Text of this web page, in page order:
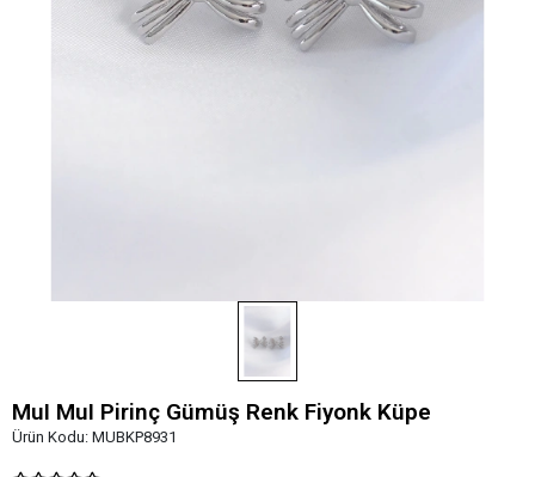
MuI MuI Pirinç Gümüş Renk Fiyonk Küpe
Ürün Kodu: MUBKP8931